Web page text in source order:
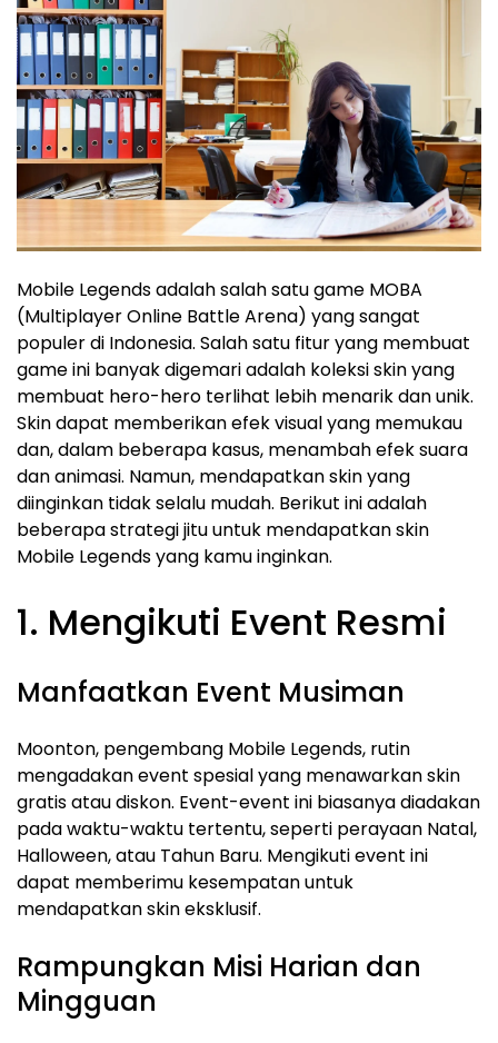
Mobile Legends adalah salah satu game MOBA
(Multiplayer Online Battle Arena) yang sangat
populer di Indonesia. Salah satu fitur yang membuat
game ini banyak digemari adalah koleksi skin yang
membuat hero-hero terlihat lebih menarik dan unik.
Skin dapat memberikan efek visual yang memukau
dan, dalam beberapa kasus, menambah efek suara
dan animasi. Namun, mendapatkan skin yang
diinginkan tidak selalu mudah. Berikut ini adalah
beberapa strategi jitu untuk mendapatkan skin
Mobile Legends yang kamu inginkan.
1. Mengikuti Event Resmi
Manfaatkan Event Musiman
Moonton, pengembang Mobile Legends, rutin
mengadakan event spesial yang menawarkan skin
gratis atau diskon. Event-event ini biasanya diadakan
pada waktu-waktu tertentu, seperti perayaan Natal,
Halloween, atau Tahun Baru. Mengikuti event ini
dapat memberimu kesempatan untuk
mendapatkan skin eksklusif.
Rampungkan Misi Harian dan
Mingguan